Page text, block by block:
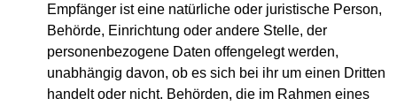
Empfänger ist eine natürliche oder juristische Person,
Behörde, Einrichtung oder andere Stelle, der
personenbezogene Daten offengelegt werden,
unabhängig davon, ob es sich bei ihr um einen Dritten
handelt oder nicht. Behörden, die im Rahmen eines